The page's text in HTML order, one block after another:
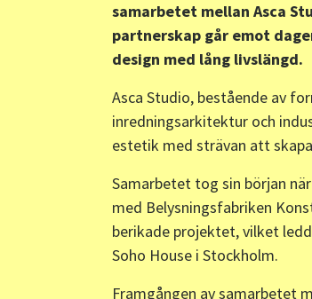
samarbetet mellan Asca
partnerskap går emot
design med lång livslängd.
Asca Studio, bestående av
inredningsarkitektur och
estetik med strävan att
Samarbetet tog sin början
med Belysningsfabriken
berikade projektet, vilket
Soho House i Stockholm.
Framgången av samarbetet